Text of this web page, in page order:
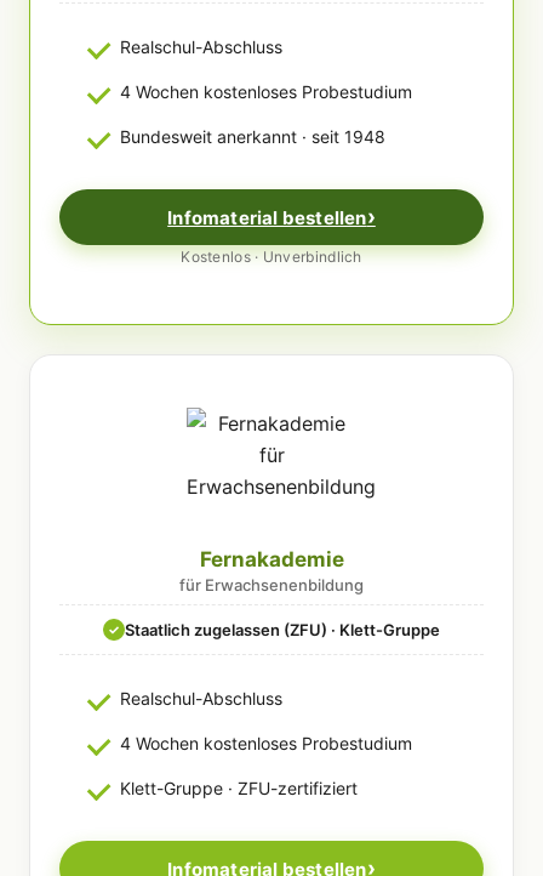
Realschul-Abschluss
4 Wochen kostenloses Probestudium
Bundesweit anerkannt · seit 1948
Infomaterial bestellen
Kostenlos · Unverbindlich
Fernakademie
für Erwachsenenbildung
✓ Staatlich zugelassen (ZFU) · Klett-Gruppe
Realschul-Abschluss
4 Wochen kostenloses Probestudium
Klett-Gruppe · ZFU-zertifiziert
Infomaterial bestellen